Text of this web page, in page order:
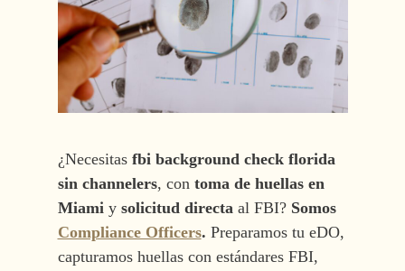
¿Necesitas fbi background check florida
sin channelers, con toma de huellas en
Miamiy solicitud directaal FBI? Somos
Compliance Officers. Preparamos tu eDO,
capturamos huellas con estándares FBI,